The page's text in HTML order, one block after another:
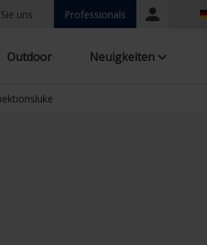
uns Professionals
Portal
Outdoor Neuigkeiten